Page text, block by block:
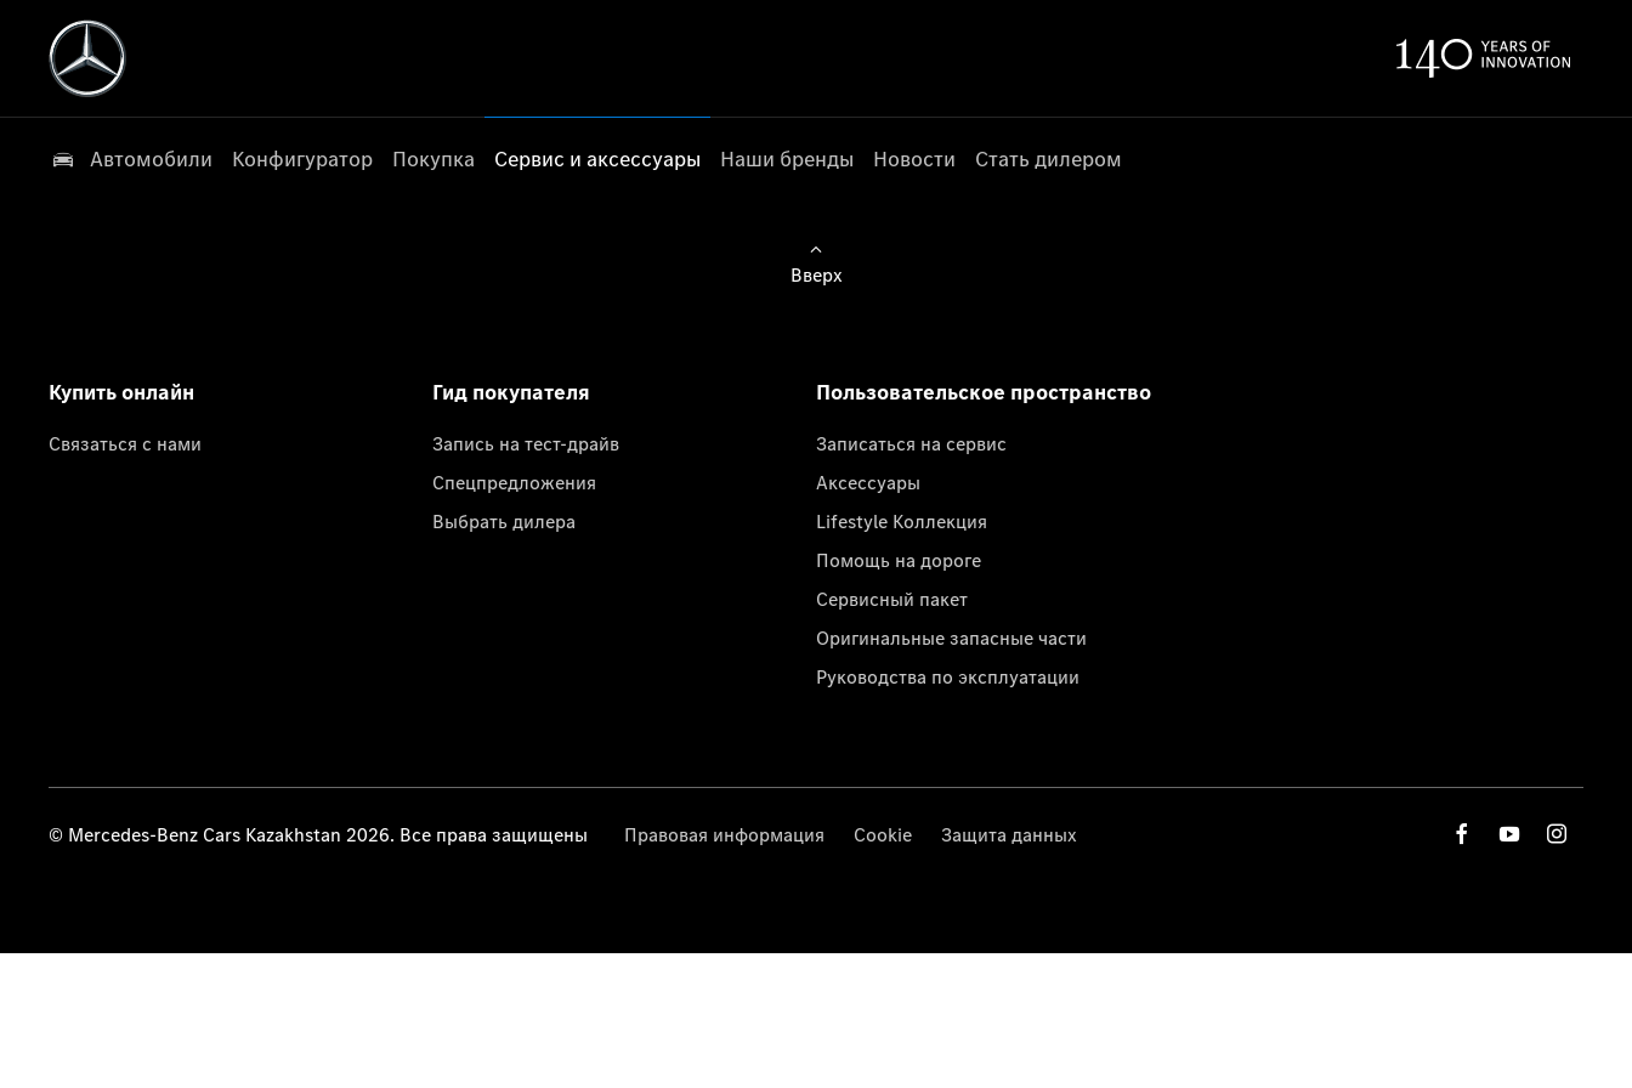
Автомобили Конфигуратор Покупка Сервис и аксессуары Наши бренды Новости Стать дилером
Вверх
Купить онлайн
Связаться с нами
Гид покупателя
Запись на тест-драйв
Спецпредложения
Выбрать дилера
Пользовательское пространство
Записаться на сервис
Аксессуары
Lifestyle Коллекция
Помощь на дороге
Сервисный пакет
Оригинальные запасные части
Руководства по эксплуатации
© Mercedes-Benz Cars Kazakhstan 2026. Все права защищены Правовая информация Cookie Защита данных